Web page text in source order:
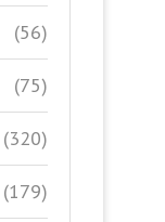
(56)
(75)
(320)
(179)